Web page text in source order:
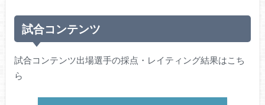
試合コンテンツ
試合コンテンツ出場選手の採点・レイティング結果はこち
ら